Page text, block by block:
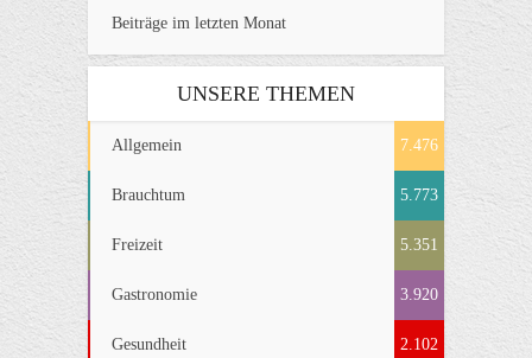
Beiträge im letzten Monat
UNSERE THEMEN
Allgemein 7.476
Brauchtum 5.773
Freizeit 5.351
Gastronomie 3.920
Gesundheit 2.102